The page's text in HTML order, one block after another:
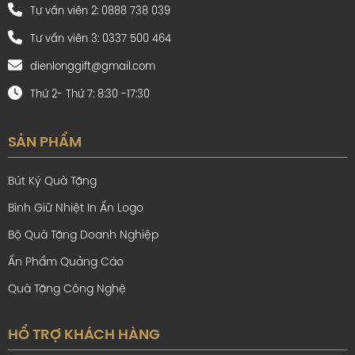
Email:dienlonggift@gmail
Website: www.dienlonggift.com
Tư vấn viên 2: 0888 738 039
Tư vấn viên 3: 0337 500 464
dienlonggift@gmail.com
Thứ 2- Thứ 7: 8:30 -17:30
SẢN PHẨM
Bút Ký Quà Tặng
Bình Giữ Nhiệt In Ấn Logo
Bộ Quà Tặng Doanh Nghiệp
Ấn Phẩm Quảng Cáo
Quà Tặng Công Nghệ
HỔ TRỢ KHÁCH HÀNG